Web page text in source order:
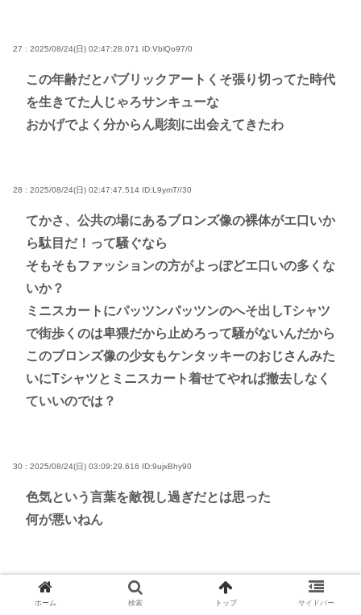
27 : 2025/08/24(日) 02:47:28.071 ID:VblQo97/0
この年齢だとパブリックアートくそ張り切ってた時代
を生きてた人じゃろサンキューな
おかげでよく分からん彫刻に出会えてきたわ
28 : 2025/08/24(日) 02:47:47.514 ID:L9ymT//30
てかさ、公共の場にあるブロンズ像の裸体がエ口いか
ら駄目だ！って騒ぐなら
そもそもファッションの方がよっぽどエ口いの多くな
いか？
ミニスカートにパッツンパッツンのへそ出しTシャツ
で街歩くのは卑猥だから止めろって騒がないんだから
このブロンズ像の少女もケンタッキーのおじさんみた
いにTシャツとミニスカート着せてやれば撤去しなく
ていいのでは？
30 : 2025/08/24(日) 03:09:29.616 ID:9ujxBhy90
色気という言葉を敵視し過ぎだとは思った
何が悪いねん
VIP ポリコレ 思想
ホーム 検索 トップ サイドバー